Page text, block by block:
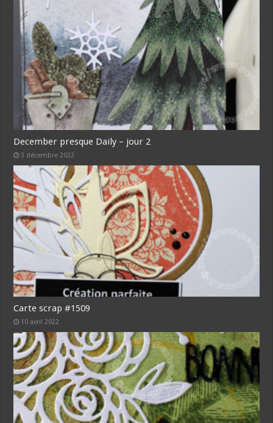
December presque Daily – jour 2
3 décembre 2022
Carte scrap #1509
10 avril 2022